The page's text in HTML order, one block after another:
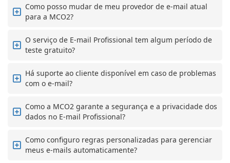
Como posso mudar de meu provedor de e-mail atual
para a MCO2?
O serviço de E-mail Profissional tem algum período de
teste gratuito?
Há suporte ao cliente disponível em caso de problemas
com o e-mail?
Como a MCO2 garante a segurança e a privacidade dos
dados no E-mail Profissional?
Como configuro regras personalizadas para gerenciar
meus e-mails automaticamente?